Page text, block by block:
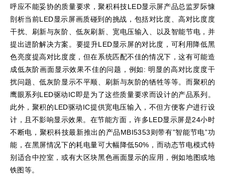
呼应不能妥协的质量要求，聚积科技LED显示屏产品总监罗际慷
剖析当前LED显示屏画质碰到的挑战，包括对比度、高对比度度
干扰、刷新与灰阶、低灰刷新、宽电压输入、以及智能节电，并
提出进阶解决方案。要提升LED显示屏的对比度，可利用降低黑
色亮度提高对比度度，但在系统匹配不佳的情况下，这有可能造
成低灰阶画面显示效果不佳的问题，例如: 明显的高对比度度干
扰问题、低灰阶显示不平顺、刷新与灰阶的牺牲等等。而聚积的
鹰眼系列LED驱动IC即是为了这些质量要求而设计的产品系列。
此外，聚积的LED驱动IC提供宽电压输入，不但方便客户进行设
计，且不影响显示效果。在节能方面，许多LED显示屏是24小时
不断电，聚积科技最新推出的产品MBI5353则带有”智能节电”功
能，在黑屏情况下的耗电量可大幅降低50%，而动态节电模式特
别适合中控室，或有大区块黑色画面显示的应用，例如地图或地
铁图等。